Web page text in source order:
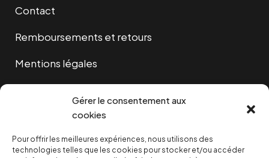
Gérer le consentement aux
cookies
Pour offrir les meilleures expériences, nous utilisons des
technologies telles que les cookies pour stocker et/ou accéder
Contact
Remboursements et retours
Mentions légales
NOUS SOUTENIR